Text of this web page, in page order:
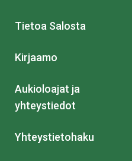
Tietoa Salosta
Kirjaamo
Aukioloajat ja
yhteystiedot
Yhteystietohaku